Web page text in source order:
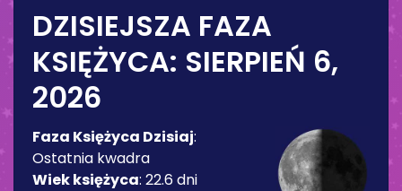
DZISIEJSZA FAZA
KSIĘŻYCA: SIERPIEŃ 6,
2026
Faza Księżyca Dzisiaj:
Ostatnia kwadra
Wiek księżyca: 22.6 dni